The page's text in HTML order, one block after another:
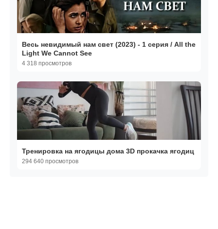
Весь невидимый нам свет (2023) - 1 серия / All the
Light We Cannot See
4 318 просмотров
Тренировка на ягодицы дома 3D прокачка ягодиц
294 640 просмотров